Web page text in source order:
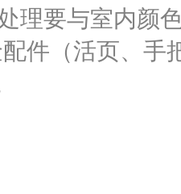
理要与室内颜
件（活页、手